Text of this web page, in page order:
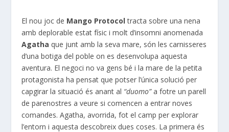
El nou joc de Mango Protocol tracta sobre una nena
amb deplorable estat físic i molt d’insomni anomenada
Agathaque junt amb la seva mare, són les carnisseres
d’una botiga del poble on es desenvolupa aquesta
aventura. El negoci no va gens bé i la mare de la petita
protagonista ha pensat que potser l’única solució per
capgirar la situació és anant al “duomo”a fotre un parell
de parenostres a veure si comencen a entrar noves
comandes. Agatha, avorrida, fot el camp per explorar
l’entorn i aquesta descobreix dues coses. La primera és